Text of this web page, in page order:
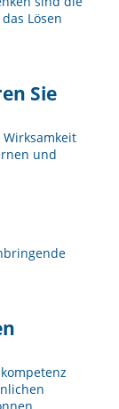
Lösen
Sie
und